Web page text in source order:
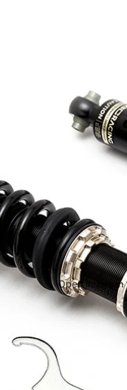
Open image in